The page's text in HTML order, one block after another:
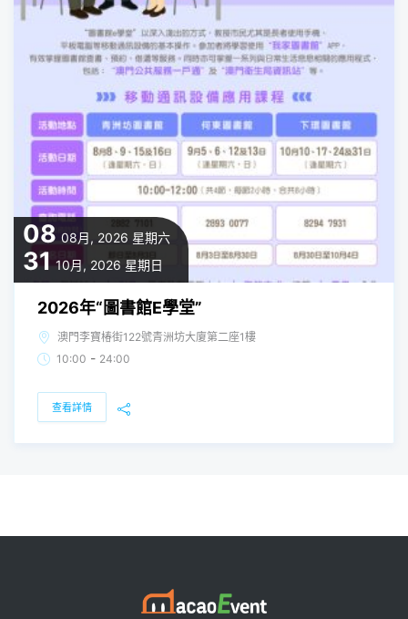
08 08月, 2026 星期六
31 10月, 2026 星期日
2026年“圖書館E學堂”
澳門李寶椿街122號青洲坊大廈第二座1樓
10:00 - 24:00
查看詳情